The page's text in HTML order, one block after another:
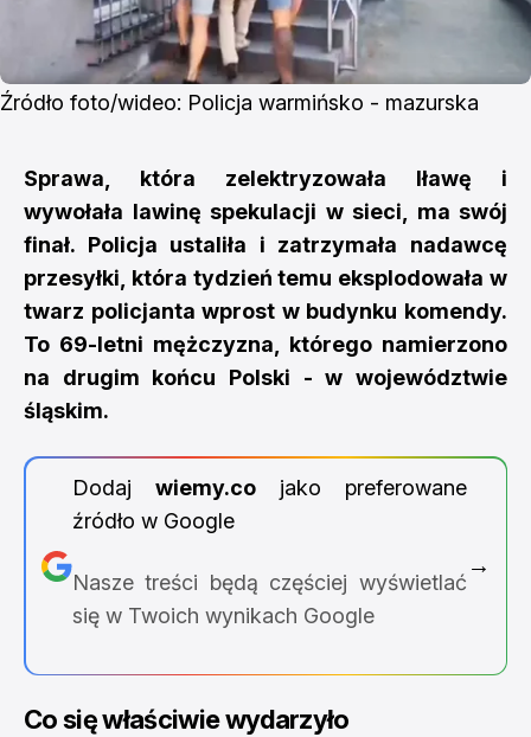
Źródło foto/wideo: Policja warmińsko - mazurska
Sprawa, która zelektryzowała Iławę i
wywołała lawinę spekulacji w sieci, ma swój
finał. Policja ustaliła i zatrzymała nadawcę
przesyłki, która tydzień temu eksplodowała w
twarz policjanta wprost w budynku komendy.
To 69-letni mężczyzna, którego namierzono
na drugim końcu Polski - w województwie
śląskim.
Dodaj wiemy.cojako preferowane
źródło w Google
Nasze treści będą częściej wyświetlać
się w Twoich wynikach Google
→
Co się właściwie wydarzyło